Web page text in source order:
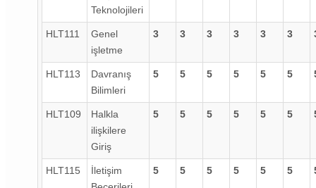
Teknolojileri
HLT111
Genel
işletme
3 3 3 3 3 3
HLT113
Davranış
Bilimleri
5 5 5 5 5 5
HLT109
Halkla
ilişkilere
Giriş
5 5 5 5 5 5
HLT115
İletişim
5 5 5 5 5 5